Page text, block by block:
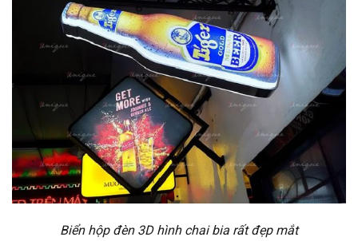
Biển hộp đèn 3D hình chai bia rất đẹp mắt